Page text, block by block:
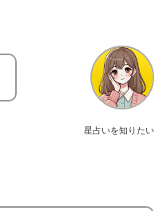
星占いを知りたい